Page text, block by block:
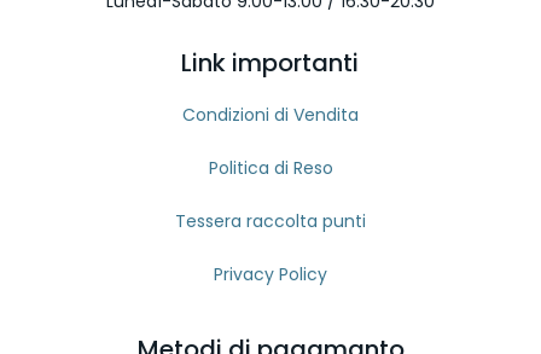
Link importanti
Condizioni di Vendita
Politica di Reso
Tessera raccolta punti
Privacy Policy